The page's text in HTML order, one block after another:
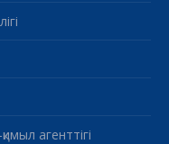
агенттігі